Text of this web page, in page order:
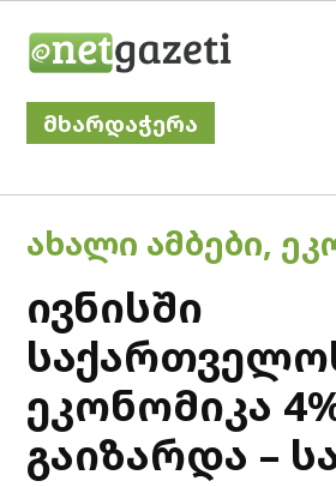
მხარდაჭერა
POSTED
ᲐᲮᲐᲚᲘ ᲐᲛᲑᲔᲑᲘ,
ივნისში
ეკონომიკა
გაიზარდა –